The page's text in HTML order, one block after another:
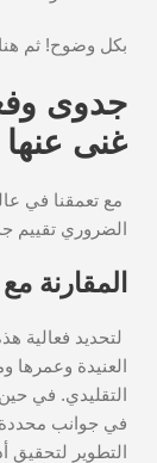
بكل وضوح! ثم
جدوى
غنى عنها
مع تعمقنا في
الضروري تقييم
المقارنة مع Cohere التقليدية
لتحديد فعالية
العنيدة وعمرها
التقليدي. في
في جوانب
التطوير لتحقيق